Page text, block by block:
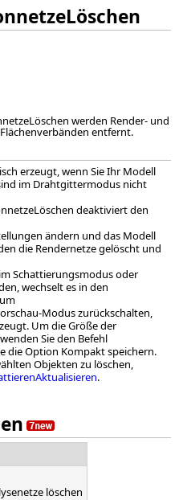
werden Render- und
entfernt.
erzeugt, wenn Sie Ihr Modell
im Drahtgittermodus nicht
deaktiviert den
ändern und das Modell
die Rendernetze gelöscht und
Schattierungsmodus oder
wechselt es in den
Modus zurückschalten,
Um die Größe der
Sie den Befehl
die Option Kompakt speichern.
Objekten zu löschen,
.
löschen